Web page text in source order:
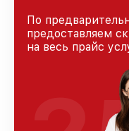
По
предоставляем
на весь прайс